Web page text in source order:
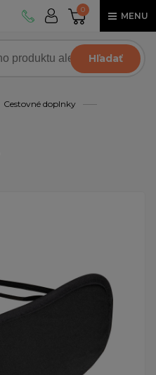
0
MENU
Hľadať
Cestovné doplnky